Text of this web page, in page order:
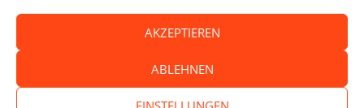
AKZEPTIEREN
ABLEHNEN
nicht für die Inhalte externer Websites.